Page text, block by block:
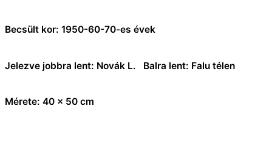
Becsült kor: 1950-60-70-es évek
Jelezve jobbra lent: Novák L. Balra lent: Falu télen
Mérete: 40 x 50 cm